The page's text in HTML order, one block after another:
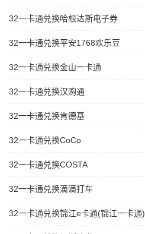
32一卡通兑换哈根达斯电子券
32一卡通兑换平安1768欢乐豆
32一卡通兑换金山一卡通
32一卡通兑换汉购通
32一卡通兑换肯德基
32一卡通兑换CoCo
32一卡通兑换COSTA
32一卡通兑换滴滴打车
32一卡通兑换锦江e卡通(锦江一卡通)